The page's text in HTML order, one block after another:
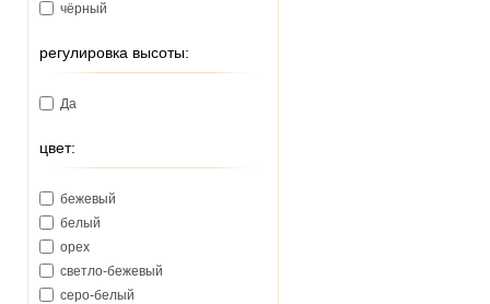
чёрный
регулировка высоты:
Да
цвет:
бежевый
белый
орех
светло-бежевый
серо-белый